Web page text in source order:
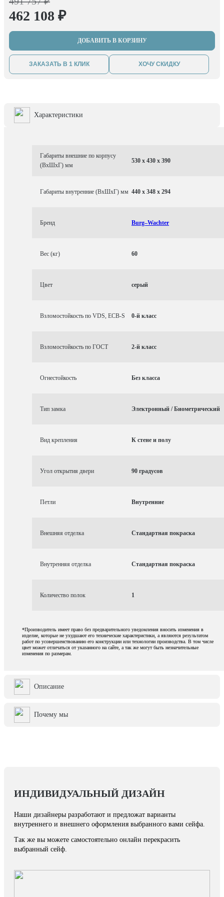
462 108 ₽
ДОБАВИТЬ В КОРЗИНУ
ЗАКАЗАТЬ В 1 КЛИК ХОЧУ СКИДКУ
Характеристики
Габариты внешние по корпусу
(ВхШхГ) мм
530 x 430 x 390
Габариты внутренние (ВхШхГ) мм 440 x 348 x 294
Бренд Burg–Wachter
Вес (кг) 60
Цвет серый
Взломостойкость по VDS, ECB-S 0-й класс
Взломостойкость по ГОСТ 2-й класс
Огнестойкость Без класса
Тип замка Электронный / Биометрический
Вид крепления К стене и полу
Угол открытия двери 90 градусов
Петли Внутренние
Внешняя отделка Стандартная покраска
Внутренняя отделка Стандартная покраска
Количество полок 1
*Производитель имеет право без предварительного уведомления вносить изменения в
изделие, которые не ухудшают его технические характеристики, а являются результатом
работ по усовершенствованию его конструкции или технологии производства. В том числе
цвет может отличаться от указанного на сайте, а так же могут быть незначительные
изменения по размерам.
Описание
Почему мы
ИНДИВИДУАЛЬНЫЙ ДИЗАЙН
Наши дизайнеры разработают и предложат варианты
внутреннего и внешнего оформления выбранного вами сейфа.
Так же вы можете самостоятельно онлайн перекрасить
выбранный сейф.